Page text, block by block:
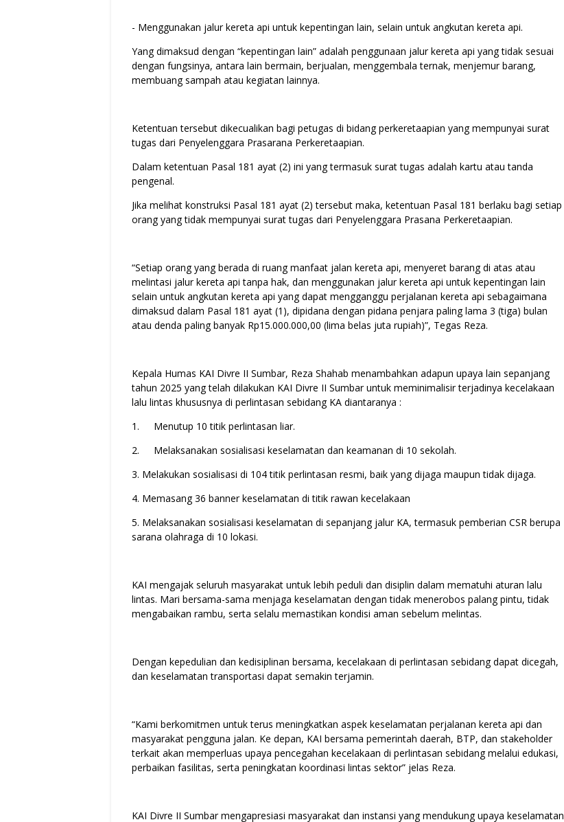
- Menggunakan jalur kereta api untuk kepentingan lain, selain untuk angkutan kereta api.
Yang dimaksud dengan “kepentingan lain” adalah penggunaan jalur kereta api yang tidak sesuai
dengan fungsinya, antara lain bermain, berjualan, menggembala ternak, menjemur barang,
membuang sampah atau kegiatan lainnya.
Ketentuan tersebut dikecualikan bagi petugas di bidang perkeretaapian yang mempunyai surat
tugas dari Penyelenggara Prasarana Perkeretaapian.
Dalam ketentuan Pasal 181 ayat (2) ini yang termasuk surat tugas adalah kartu atau tanda
pengenal.
Jika melihat konstruksi Pasal 181 ayat (2) tersebut maka, ketentuan Pasal 181 berlaku bagi setiap
orang yang tidak mempunyai surat tugas dari Penyelenggara Prasana Perkeretaapian.
“Setiap orang yang berada di ruang manfaat jalan kereta api, menyeret barang di atas atau
melintasi jalur kereta api tanpa hak, dan menggunakan jalur kereta api untuk kepentingan lain
selain untuk angkutan kereta api yang dapat mengganggu perjalanan kereta api sebagaimana
dimaksud dalam Pasal 181 ayat (1), dipidana dengan pidana penjara paling lama 3 (tiga) bulan
atau denda paling banyak Rp15.000.000,00 (lima belas juta rupiah)”, Tegas Reza.
Kepala Humas KAI Divre II Sumbar, Reza Shahab menambahkan adapun upaya lain sepanjang
tahun 2025 yang telah dilakukan KAI Divre II Sumbar untuk meminimalisir terjadinya kecelakaan
lalu lintas khususnya di perlintasan sebidang KA diantaranya :
1.
Menutup 10 titik perlintasan liar.
2.
Melaksanakan sosialisasi keselamatan dan keamanan di 10 sekolah.
3. ⁠Melakukan sosialisasi di 104 titik perlintasan resmi, baik yang dijaga maupun tidak dijaga.
4. ⁠Memasang 36 banner keselamatan di titik rawan kecelakaan
5. ⁠Melaksanakan sosialisasi keselamatan di sepanjang jalur KA, termasuk pemberian CSR berupa
sarana olahraga di 10 lokasi.
KAI mengajak seluruh masyarakat untuk lebih peduli dan disiplin dalam mematuhi aturan lalu
lintas. Mari bersama-sama menjaga keselamatan dengan tidak menerobos palang pintu, tidak
mengabaikan rambu, serta selalu memastikan kondisi aman sebelum melintas.
Dengan kepedulian dan kedisiplinan bersama, kecelakaan di perlintasan sebidang dapat dicegah,
dan keselamatan transportasi dapat semakin terjamin.
“Kami berkomitmen untuk terus meningkatkan aspek keselamatan perjalanan kereta api dan
masyarakat pengguna jalan. Ke depan, KAI bersama pemerintah daerah, BTP, dan stakeholder
terkait akan memperluas upaya pencegahan kecelakaan di perlintasan sebidang melalui edukasi,
perbaikan fasilitas, serta peningkatan koordinasi lintas sektor” jelas Reza.
KAI Divre II Sumbar mengapresiasi masyarakat dan instansi yang mendukung upaya keselamatan